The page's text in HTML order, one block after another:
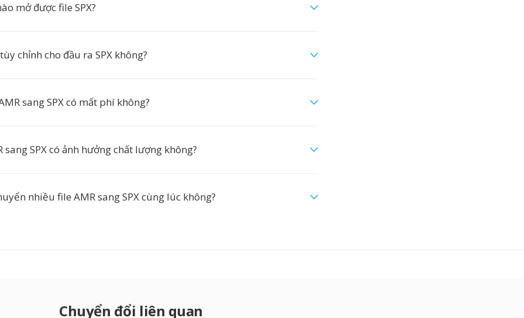
mở được file SPX?
chỉnh cho đầu ra SPX không?
sang SPX có mất phí không?
sang SPX có ảnh hưởng chất lượng không?
nhiều file AMR sang SPX cùng lúc không?
Chuyển đổi liên quan